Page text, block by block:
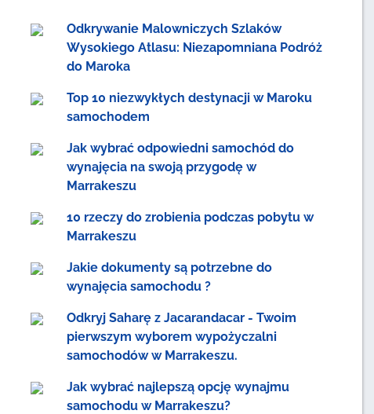
Odkrywanie Malowniczych Szlaków
Wysokiego Atlasu: Niezapomniana Podróż
do Maroka
Top 10 niezwykłych destynacji w Maroku
samochodem
Jak wybrać odpowiedni samochód do
wynajęcia na swoją przygodę w
Marrakeszu
10 rzeczy do zrobienia podczas pobytu w
Marrakeszu
Jakie dokumenty są potrzebne do
wynajęcia samochodu ?
Odkryj Saharę z Jacarandacar - Twoim
pierwszym wyborem wypożyczalni
samochodów w Marrakeszu.
Jak wybrać najlepszą opcję wynajmu
samochodu w Marrakeszu?